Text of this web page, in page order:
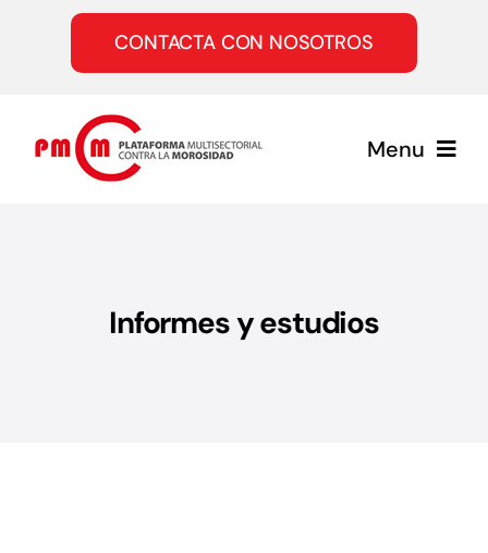
contenido
CONTACTA CON NOSOTROS
Menu
Informes y estudios